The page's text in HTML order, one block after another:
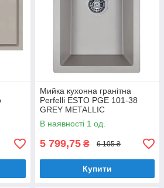
Мийка кухонна гранітна
Perfelli ESTO PGE 101-38
GREY METALLIC
В наявності 1 од.
5 799,75 ₴ 6 105 ₴
Купити